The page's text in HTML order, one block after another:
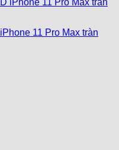
11 Pro Max tràn